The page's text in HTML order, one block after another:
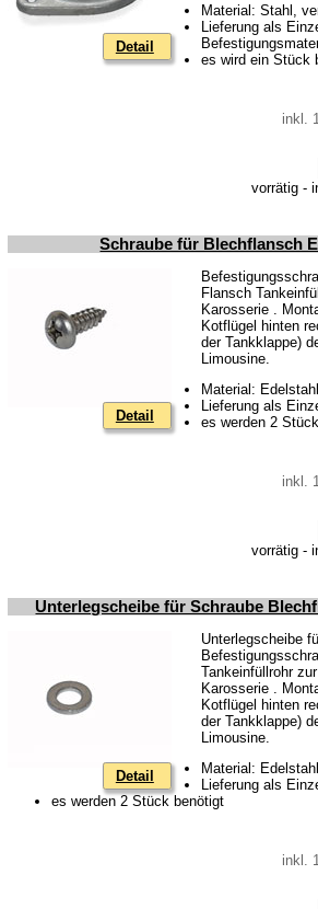
Detail
Material: Stahl,
Lieferung als
es wird ein Stück
inkl.
vorrätig -
Schraube für Blechflansch
Detail
Flansch
Karosserie .
Kotflügel hinten
der Tankklappe)
Limousine.
Material: Edelstahl
Lieferung als
es werden 2
inkl.
vorrätig -
Unterlegscheibe für Schraube
Detail
Unterlegscheibe
Tankeinfüllrohr
Karosserie .
Kotflügel hinten
der Tankklappe)
Limousine.
Material: Edelstahl
Lieferung als
es werden 2 Stück benötigt
inkl.